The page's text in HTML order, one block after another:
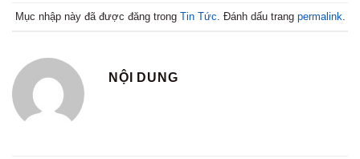
Mục nhập này đã được đăng trong Tin Tức . Đánh dấu trang permalink
NỘI DUNG